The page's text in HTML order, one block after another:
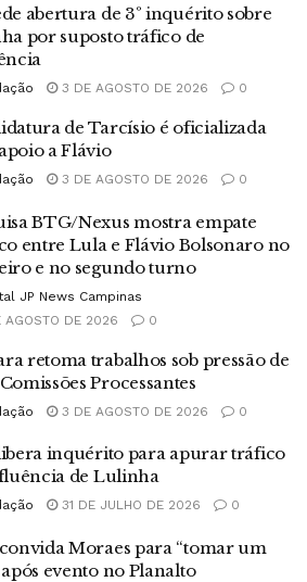
abertura de 3º inquérito sobre
por suposto tráfico de
3 DE AGOSTO DE 2026 0
de Tarcísio é oficializada
a Flávio
3 DE AGOSTO DE 2026 0
BTG/Nexus mostra empate
entre Lula e Flávio Bolsonaro no
e no segundo turno
JP News Campinas
DE 2026
0
retoma trabalhos sob pressão de
Processantes
3 DE AGOSTO DE 2026 0
inquérito para apurar tráfico
de Lulinha
31 DE JULHO DE 2026 0
Moraes para “tomar um
após evento no Planalto